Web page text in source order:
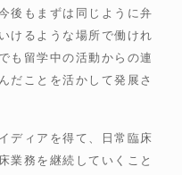
後もまずは同じように弁
けるような場所で働けれ
も留学中の活動からの連
だことを活かして発展さ
ディアを得て、日常臨床
業務を継続していくこと